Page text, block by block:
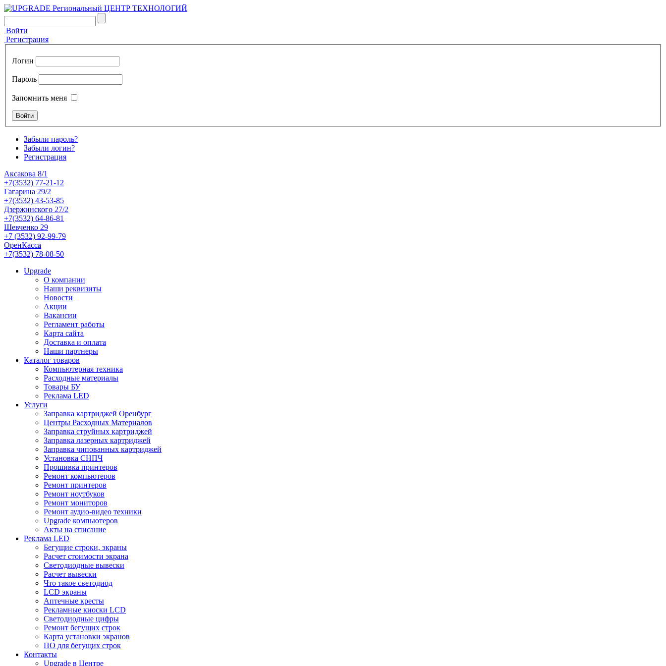
Войти
Регистрация
Логин
Пароль
Запомнить меня
Забыли пароль?
Забыли логин?
Регистрация
Аксакова 8/1
+7(3532) 77-21-12
Гагарина 29/2
+7(3532) 43-53-85
Дзержинского 27/2
+7(3532) 64-86-81
Шевченко 29
+7 (3532) 92-99-79
ОренКасса
+7(3532) 78-08-50
Upgrade
О компании
Наши реквизиты
Новости
Акции
Вакансии
Регламент работы
Карта сайта
Доставка и оплата
Наши партнеры
Каталог товаров
Компьютерная техника
Расходные материалы
Товары БУ
Реклама LED
Услуги
Заправка картриджей Оренбург
Центры Расходных Материалов
Заправка струйных картриджей
Заправка лазерных картриджей
Заправка чипованных картриджей
Установка СНПЧ
Прошивка принтеров
Ремонт компьютеров
Ремонт принтеров
Ремонт ноутбуков
Ремонт мониторов
Ремонт аудио-видео техники
Upgrade компьютеров
Акты на списание
Реклама LED
Бегущие строки, экраны
Расчет стоимости экрана
Светодиодные вывески
Расчет вывески
Что такое светодиод
LCD экраны
Аптечные кресты
Рекламные киоски LCD
Светодиодные цифры
Ремонт бегущих строк
Карта установки экранов
ПО для бегущих строк
Контакты
Upgrade в Центре